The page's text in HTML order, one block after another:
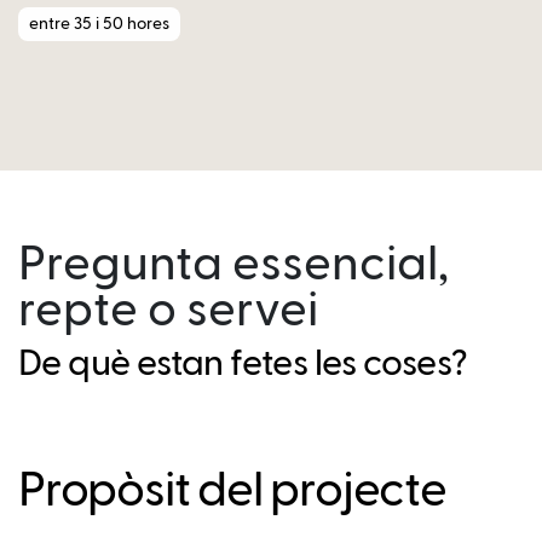
entre 35 i 50 hores
Pregunta essencial,
repte o servei
De què estan fetes les coses?
Propòsit del projecte